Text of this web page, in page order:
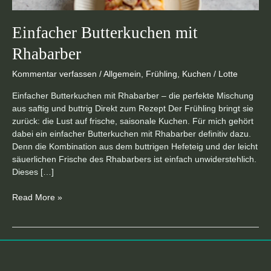
Einfacher Butterkuchen mit
Rhabarber
Kommentar verfassen / Allgemein Frühling Kuchen / Lotte
Einfacher Butterkuchen mit Rhabarber – die perfekte Mischung
aus saftig und buttrig Direkt zum Rezept Der Frühling bringt sie
zurück: die Lust auf frische, saisonale Kuchen. Für mich gehört
dabei ein einfacher Butterkuchen mit Rhabarber definitiv dazu.
Denn die Kombination aus dem buttrigen Hefeteig und der leicht
säuerlichen Frische des Rhabarbers ist einfach unwiderstehlich.
Dieses […]
Read More »